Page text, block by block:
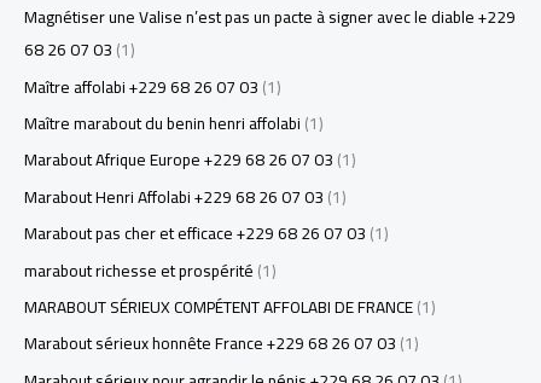
Magnétiser une Valise n’est pas un pacte à signer avec le diable +229
68 26 07 03(1)
Maître affolabi +229 68 26 07 03(1)
Maître marabout du benin henri affolabi(1)
Marabout Afrique Europe +229 68 26 07 03(1)
Marabout Henri Affolabi +229 68 26 07 03(1)
Marabout pas cher et efficace +229 68 26 07 03(1)
marabout richesse et prospérité(1)
MARABOUT SÉRIEUX COMPÉTENT AFFOLABI DE FRANCE(1)
Marabout sérieux honnête France +229 68 26 07 03(1)